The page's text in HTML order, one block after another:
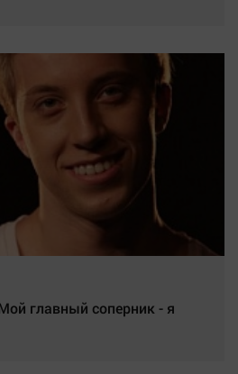
главный соперник - я